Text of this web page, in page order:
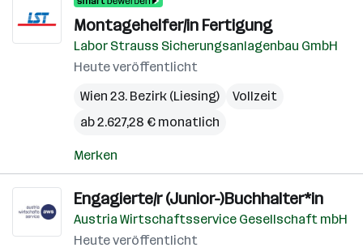
Montagehelfer/in Fertigung
Labor Strauss Sicherungsanlagenbau GmbH
Heute veröffentlicht
Wien 23. Bezirk (Liesing)
Vollzeit
ab 2.627,28 € monatlich
Merken
Engagierte/r (Junior-)Buchhalter*in
Austria Wirtschaftsservice Gesellschaft mbH
Heute veröffentlicht